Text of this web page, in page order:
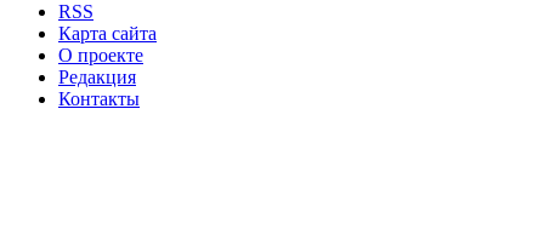
RSS
Карта сайта
О проекте
Редакция
Контакты